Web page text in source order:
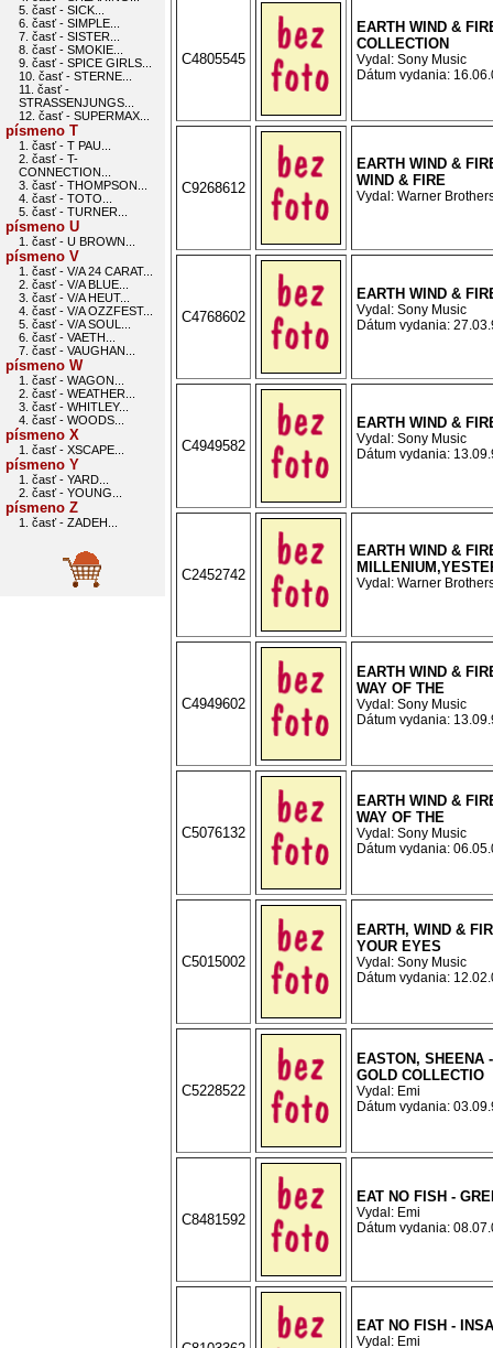
5. časť - SICK...
6. časť - SIMPLE...
7. časť - SISTER...
8. časť - SMOKIE...
9. časť - SPICE GIRLS...
10. časť - STERNE...
11. časť -
STRASSENJUNGS...
12. časť - SUPERMAX...
písmeno T
1. časť - T PAU...
2. časť - T-
CONNECTION...
3. časť - THOMPSON...
4. časť - TOTO...
5. časť - TURNER...
písmeno U
1. časť - U BROWN...
písmeno V
1. časť - V/A 24 CARAT...
2. časť - V/A BLUE...
3. časť - V/A HEUT...
4. časť - V/A OZZFEST...
5. časť - V/A SOUL...
6. časť - VAETH...
7. časť - VAUGHAN...
písmeno W
1. časť - WAGON...
2. časť - WEATHER...
3. časť - WHITLEY...
4. časť - WOODS...
písmeno X
1. časť - XSCAPE...
písmeno Y
1. časť - YARD...
2. časť - YOUNG...
písmeno Z
1. časť - ZADEH...
C4805545
EARTH WIND &
COLLECTION
Vydal: Sony Music
Dátum vydania:
C9268612
EARTH WIND &
WIND & FIRE
Vydal: Warner
C4768602
EARTH WIND &
Vydal: Sony Music
Dátum vydania:
C4949582
EARTH WIND &
Vydal: Sony Music
Dátum vydania:
C2452742
EARTH WIND &
Vydal: Warner
C4949602
EARTH WIND &
WAY OF THE
Vydal: Sony Music
Dátum vydania:
C5076132
EARTH WIND &
WAY OF THE
Vydal: Sony Music
Dátum vydania:
C5015002
EARTH, WIND &
YOUR EYES
Vydal: Sony Music
Dátum vydania:
C5228522
EASTON, SHEENA
GOLD COLLECTIO
Vydal: Emi
Dátum vydania:
C8481592
EAT NO FISH -
Vydal: Emi
Dátum vydania:
EAT NO FISH -
Vydal: Emi